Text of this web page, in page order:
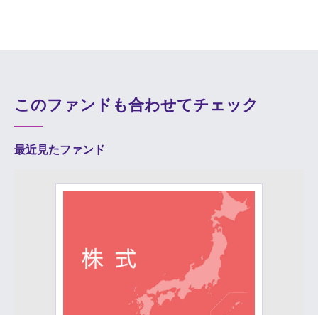
このファンドも合わせてチェック
最近見たファンド